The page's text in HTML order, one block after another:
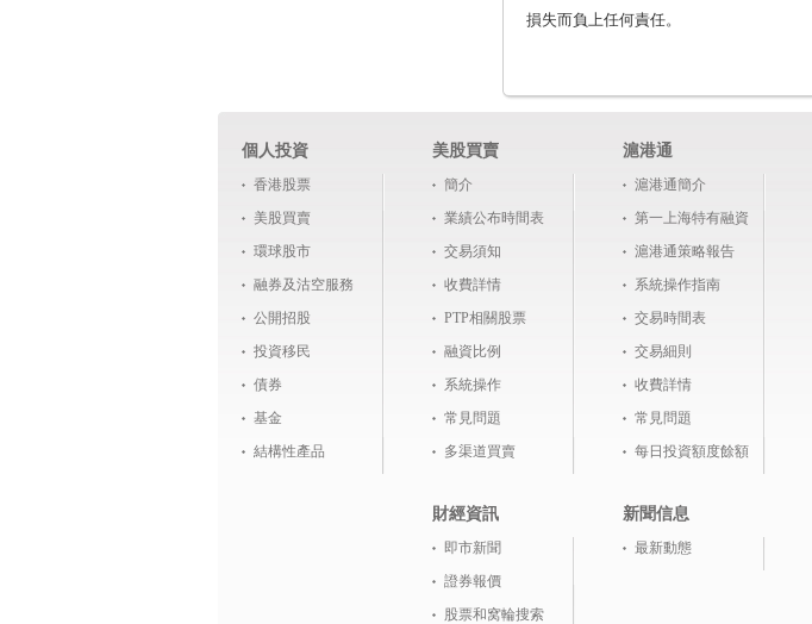
損失而負上任何責任。
個人投資
香港股票
美股買賣
環球股市
融券及沽空服務
公開招股
投資移民
債券
基金
結構性產品
美股買賣
簡介
業績公布時間表
交易須知
收費詳情
PTP相關股票
融資比例
系統操作
常見問題
多渠道買賣
財經資訊
即市新聞
證券報價
股票和窝輪搜索
滬港通
滬港通簡介
第一上海特有融資
滬港通策略報告
系統操作指南
交易時間表
交易細則
收費詳情
常見問題
每日投資額度餘額
新聞信息
最新動態